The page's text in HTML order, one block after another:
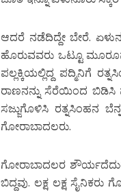
ಆದರೆ ನಡೆದಿದ್ದೇ ಬೇರೆ.
ಹೊರುವವರು ಒಟ್ಟೂ
ಪಲ್ಲಕ್ಕಿಯಲ್ಲಿದ್ದ ಪದ್ಮಿನಿಗೆ
ರಾಣನನ್ನು ಸೆರೆಯಿಂದ ಬಿಡಿಸಿ
ಸಜ್ಜುಗೊಳಿಸಿ ರತ್ನಸಿಂಹನ
ಗೋರಾಬಾದಲರು.
ಗೋರಾಬಾದಲರ
ಬಿದ್ದವು. ಲಕ್ಷ ಲಕ್ಷ